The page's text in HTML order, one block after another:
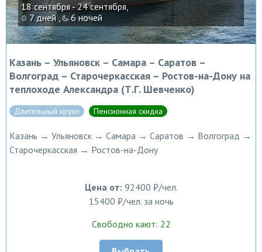
18 сентября - 24 сентября,
7 дней ,
6 ночей
Казань – Ульяновск – Самара – Саратов –
Волгоград – Старочеркасская – Ростов-на-Дону на
теплоходе Александра (Т.Г. Шевченко)
Длительный круиз Пенсионная скидка
Казань → Ульяновск → Самара → Саратов → Волгоград →
Старочеркасская → Ростов-на-Дону
Цена от: 92400 ₽/чел.
15400 ₽/чел. за ночь
Свободно кают: 22